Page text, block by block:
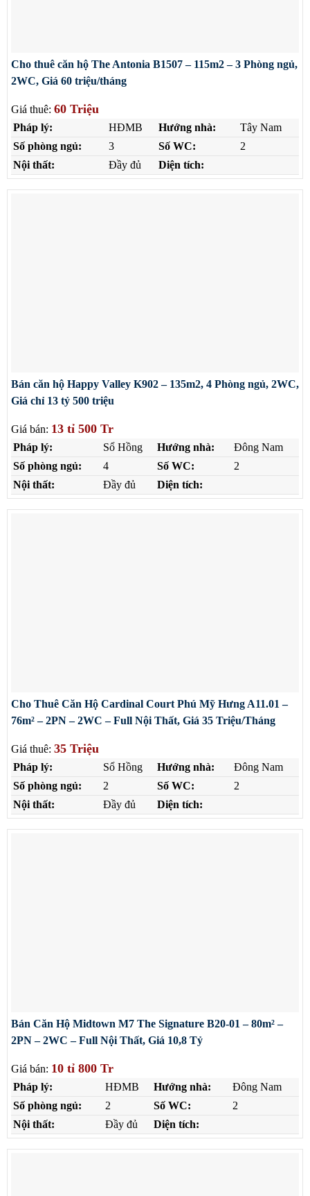
Cho thuê căn hộ The Antonia B1507 – 115m2 – 3 Phòng ngủ,
2WC, Giá 60 triệu/tháng
Giá thuê: 60 Triệu
Pháp lý: HĐMB Hướng nhà:
Tây Nam
Số phòng ngủ:
3 Số WC:
2
Nội thất:
Đầy đủ Diện tích:
Bán căn hộ Happy Valley K902 – 135m2, 4 Phòng ngủ, 2WC,
Giá chỉ 13 tỷ 500 triệu
Giá bán: 13 tỉ 500 Tr
Pháp lý: Sổ Hồng Hướng nhà:
Đông Nam
Số phòng ngủ:
4 Số WC:
2
Nội thất:
Đầy đủ Diện tích:
Cho Thuê Căn Hộ Cardinal Court Phú Mỹ Hưng A11.01 –
76m² – 2PN – 2WC – Full Nội Thất, Giá 35 Triệu/Tháng
Giá thuê: 35 Triệu
Pháp lý: Sổ Hồng Hướng nhà:
Đông Nam
Số phòng ngủ:
2 Số WC:
2
Nội thất:
Đầy đủ Diện tích:
Bán Căn Hộ Midtown M7 The Signature B20-01 – 80m² –
2PN – 2WC – Full Nội Thất, Giá 10,8 Tỷ
Giá bán: 10 tỉ 800 Tr
Pháp lý: HĐMB Hướng nhà:
Đông Nam
Số phòng ngủ:
2 Số WC:
2
Nội thất:
Đầy đủ Diện tích: